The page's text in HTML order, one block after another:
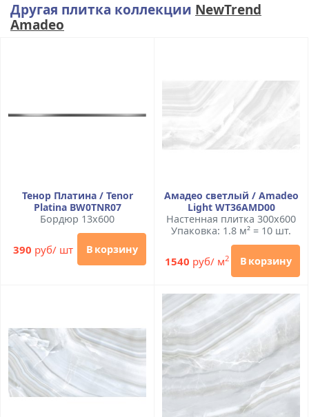
Другая плитка коллекции NewTrend
Amadeo
Тенор Платина / Tenor
Platina BW0TNR07
Бордюр 13x600
390 руб/ шт В корзину
Амадео светлый / Amadeo
Light WT36AMD00
Настенная плитка 300x600
Упаковка: 1.8 м² = 10 шт.
1540 руб/ м2 В корзину